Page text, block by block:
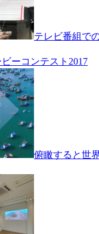
テレビ番組で
ーコンテスト2017
俯瞰すると世